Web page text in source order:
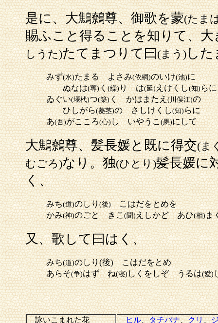
是に、大鷦鷯尊、御歌を蒙(たま
賜ふこと得ることを知りて、
しうた)たてまつりて曰(まう)した
みず(水)たまる よさみ(依網)のいけ(池)に
ぬなは(蓴)く(繰)り は(延)えけくし(知)らに
ゐぐい(堰杙)つ(築)く かはまたえ(川俣江)の
ひしがら(菱茎)の さしけくし(知)らに
あ(吾)がこころ(心)し いやうこ(愚)にして
大鷦鷯尊、髪長媛と既に得交(ま
むごろ)なり。独(ひとり)髪長媛に
く、
みち(道)のしり(後)こはだをとめを
かみ(神)のごと きこ(聞)えしかど あひ(相)ま
又、歌して曰はく、
みち(道)のしり(後) こはだをとめ
あらそ(争)はず ね(寝)しくをしぞ うるは(愛)
詠いこまれた花 ヒル、タチバナ、クリ、